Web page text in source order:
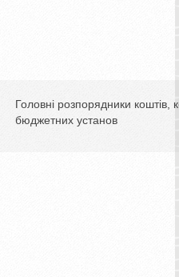
Головні розпорядники коштів,
бюджетних установ